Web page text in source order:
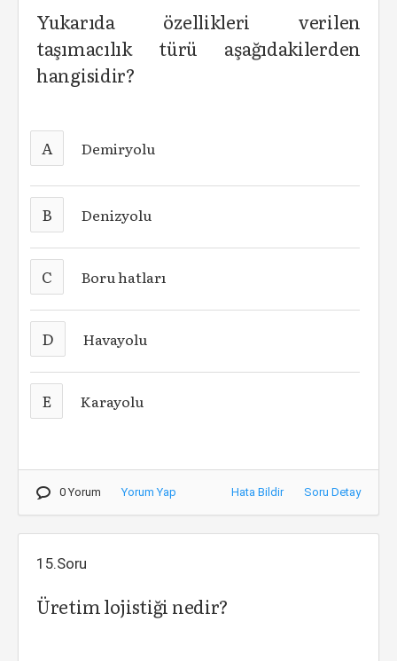
Yukarıda özellikleri verilen
taşımacılık türü aşağıdakilerden
hangisidir?
A Demiryolu
B Denizyolu
C Boru hatları
D Havayolu
E Karayolu
0 Yorum Yorum Yap Hata Bildir Soru Detay
15.Soru
Üretim lojistiği nedir?